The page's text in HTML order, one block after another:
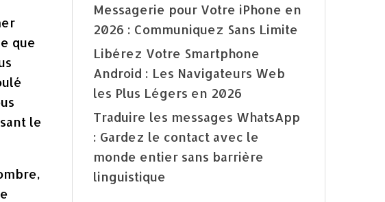
que
le
Messagerie pour Votre iPhone en
2026 : Communiquez Sans Limite
Libérez Votre Smartphone
Android : Les Navigateurs Web
les Plus Légers en 2026
Traduire les messages WhatsApp
: Gardez le contact avec le
monde entier sans barrière
linguistique